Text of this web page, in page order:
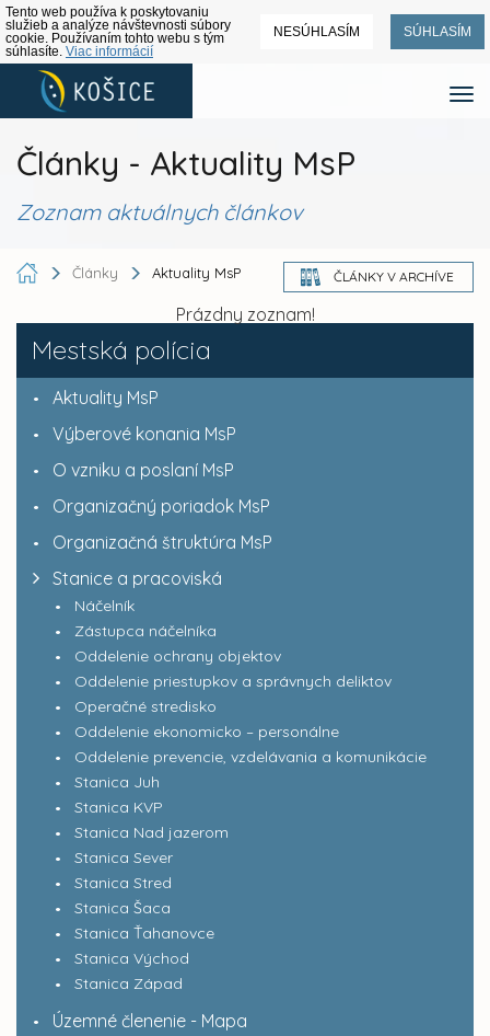
Tento web používa k poskytovaniu
služieb a analýze návštevnosti súbory
cookie. Používaním tohto webu s tým
súhlasíte. Viac informácií
NESÚHLASÍM SÚHLASÍM
Články - Aktuality MsP
Zoznam aktuálnych článkov
Mestská polícia
Aktuality MsP
Výberové konania MsP
O vzniku a poslaní MsP
Organizačný poriadok MsP
Organizačná štruktúra MsP
Stanice a pracoviská
Náčelník
Zástupca náčelníka
Oddelenie ochrany objektov
Oddelenie priestupkov a správnych deliktov
Operačné stredisko
Oddelenie ekonomicko – personálne
Oddelenie prevencie, vzdelávania a komunikácie
Stanica Juh
Stanica KVP
Stanica Nad jazerom
Stanica Sever
Stanica Stred
Stanica Šaca
Stanica Ťahanovce
Stanica Východ
Stanica Západ
Územné členenie - Mapa
Články Aktuality MsP ČLÁNKY V ARCHÍVE
Prázdny zoznam!